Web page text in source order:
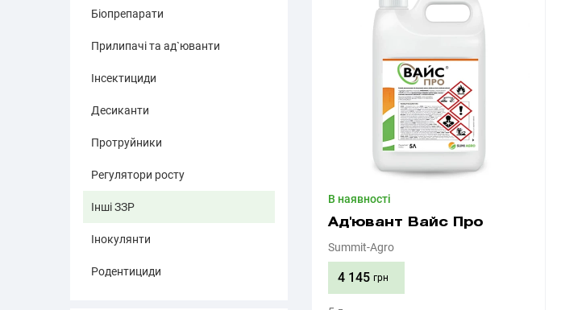
Біопрепарати
Прилипачі та ад`юванти
Інсектициди
Десиканти
Протруйники
Регулятори росту
Інші ЗЗР
Інокулянти
Родентициди
В наявності
Ад'ювант Вайс Про
Summit-Agro
4 145 грн